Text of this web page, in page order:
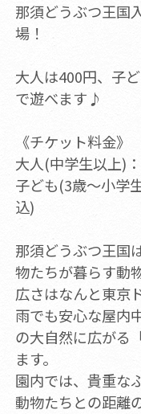
那須どうぶつ王国
場！
大人は400円、子
で遊べます♪
《チケット料金》
大人(中学生以上)
子ども(3歳～小学
込)
那須どうぶつ王国
物たちが暮らす動
広さはなんと東京
雨でも安心な屋内
の大自然に広がる
ます。
園内では、貴重な
動物たちとの距離